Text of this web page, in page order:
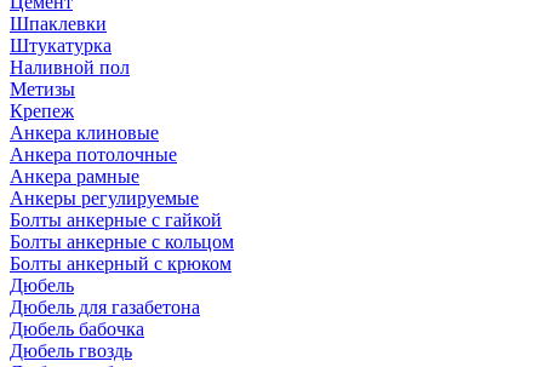
Шпаклевки
Штукатурка
Наливной пол
Метизы
Крепеж
Анкера клиновые
Анкера потолочные
Анкера рамные
Анкеры регулируемые
Болты анкерные с гайкой
Болты анкерные с кольцом
Болты анкерный с крюком
Дюбель
Дюбель для газабетона
Дюбель бабочка
Дюбель гвоздь